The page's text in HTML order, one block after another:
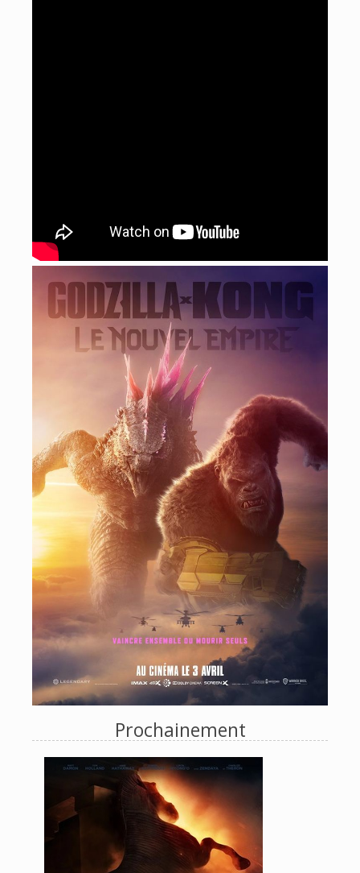
Prochainement